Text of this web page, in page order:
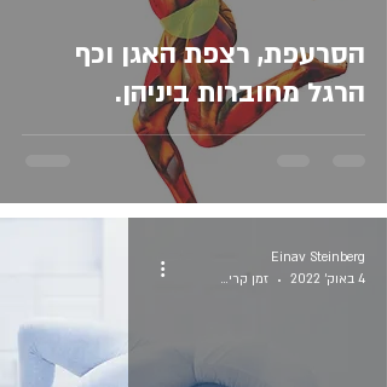
הסרעפת, רצפת האגן וכף
הרגל מחוברות ביניהן.
Einav Steinberg
4 באוק׳ 2022
זמן קריאה 1 דקות